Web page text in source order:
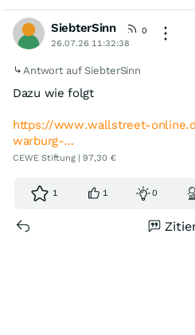
SiebterSinn
0
26.07.26 11:32:38
Antwort auf SiebterSinn
Dazu wie folgt
https://www.wallstreet-
warburg-…
CEWE Stiftung | 97,30 €
1 1 0